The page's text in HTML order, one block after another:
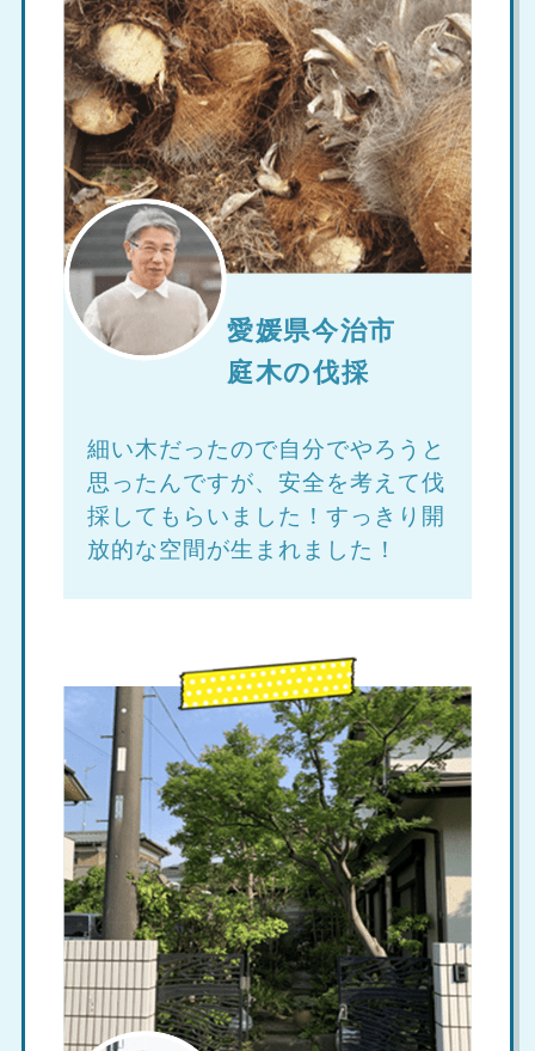
愛媛県今治市
庭木の伐採
細い木だったので自分でやろうと
思ったんですが、安全を考えて伐
採してもらいました！すっきり開
放的な空間が生まれました！